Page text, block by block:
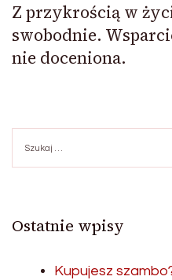
Z przykrością w
swobodnie.
nie doceniona.
Ostatnie wpisy
Kupujesz